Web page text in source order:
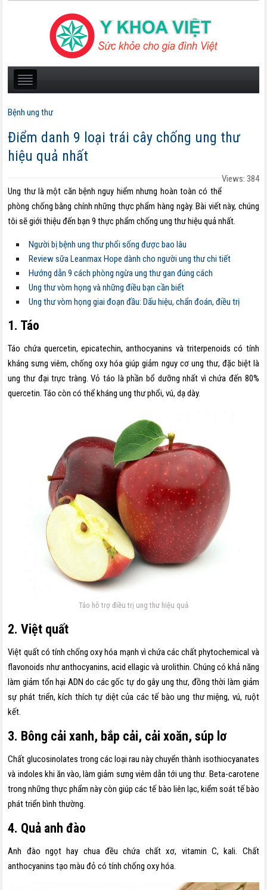
Bệnh ung thư
Điểm danh 9 loại trái cây chống ung thư
hiệu quả nhất
Views: 384
Ung thư là một căn bệnh nguy hiểm nhưng hoàn toàn có thể
phòng chống bằng chính những thực phẩm hàng ngày. Bài viết này, chúng
tôi sẽ giới thiệu đến bạn 9 thực phẩm chống ung thư hiệu quả nhất.
Người bị bệnh ung thư phổi sống được bao lâu
Review sữa Leanmax Hope dành cho người ung thư chi tiết
Hướng dẫn 9 cách phòng ngừa ung thư gan đúng cách
Ung thư vòm họng và những điều bạn cần biết
Ung thư vòm họng giai đoạn đầu: Dấu hiệu, chẩn đoán, điều trị
1. Táo
Táo chứa quercetin, epicatechin, anthocyanins và triterpenoids có tính
kháng sưng viêm, chống oxy hóa giúp giảm nguy cơ ung thư, đặc biệt là
ung thư đại trực tràng. Vỏ táo là phần bổ dưỡng nhất vì chứa đến 80%
quercetin. Táo còn có thể kháng ung thư phổi, vú, dạ dày.
Táo hỗ trợ điều trị ung thư hiệu quả
2. Việt quất
Việt quất có tính chống oxy hóa mạnh vì chứa các chất phytochemical và
flavonoids như anthocyanins, acid ellagic và urolithin. Chúng có khả năng
làm giảm tổn hại ADN do các gốc tự do gây ung thư, đồng thời làm giảm
sự phát triển, kích thích tự diệt của các tế bào ung thư miệng, vú, ruột
kết.
3. Bông cải xanh, bắp cải, cải xoăn, súp lơ
Chất glucosinolates trong các loại rau này chuyển thành isothiocyanates
và indoles khi ăn vào, làm giảm sưng viêm dẫn tới ung thư. Beta-carotene
trong những thực phẩm này còn giúp các tế bào liên lạc, kiểm soát tế bào
phát triển bình thường.
4. Quả anh đào
Anh đào ngọt hay chua đều chứa chất xơ, vitamin C, kali. Chất
anthocyanins tạo màu đỏ có tính chống oxy hóa.